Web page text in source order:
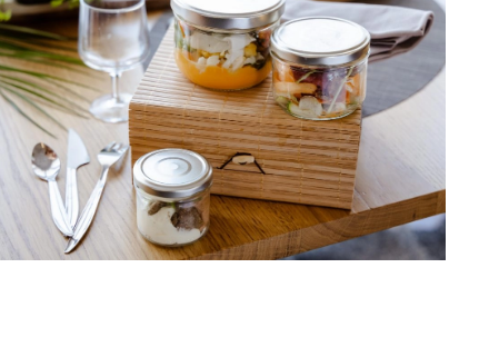
Plateau-repas
Location de salle